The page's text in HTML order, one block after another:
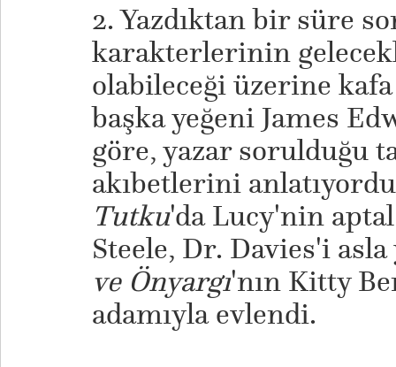
2. Yazdıktan bir süre
karakterlerinin
olabileceği üzerine
başka yeğeni James
göre, yazar sorulduğu
akıbetlerini
Tutku'da Lucy'nin
Steele, Dr. Davies'i
ve Önyargı'nın Kitty
adamıyla evlendi.